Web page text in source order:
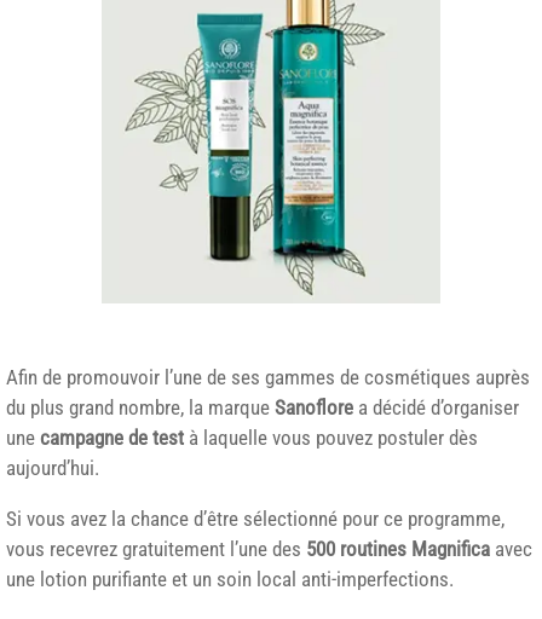
Afin de promouvoir l’une de ses gammes de cosmétiques auprès
du plus grand nombre, la marque Sanoflore a décidé d’organiser
une campagne de test à laquelle vous pouvez postuler dès
aujourd’hui.
Si vous avez la chance d’être sélectionné pour ce programme,
vous recevrez gratuitement l’une des 500 routines Magnifica avec
une lotion purifiante et un soin local anti-imperfections.